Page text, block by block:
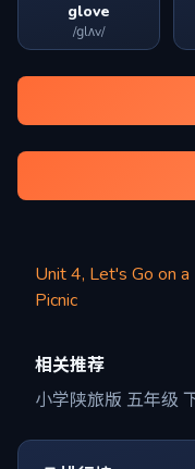
glove
/ɡlʌv/
Unit 4, Let's Go on a
Picnic
相关推荐
小学陕旅版 五年级